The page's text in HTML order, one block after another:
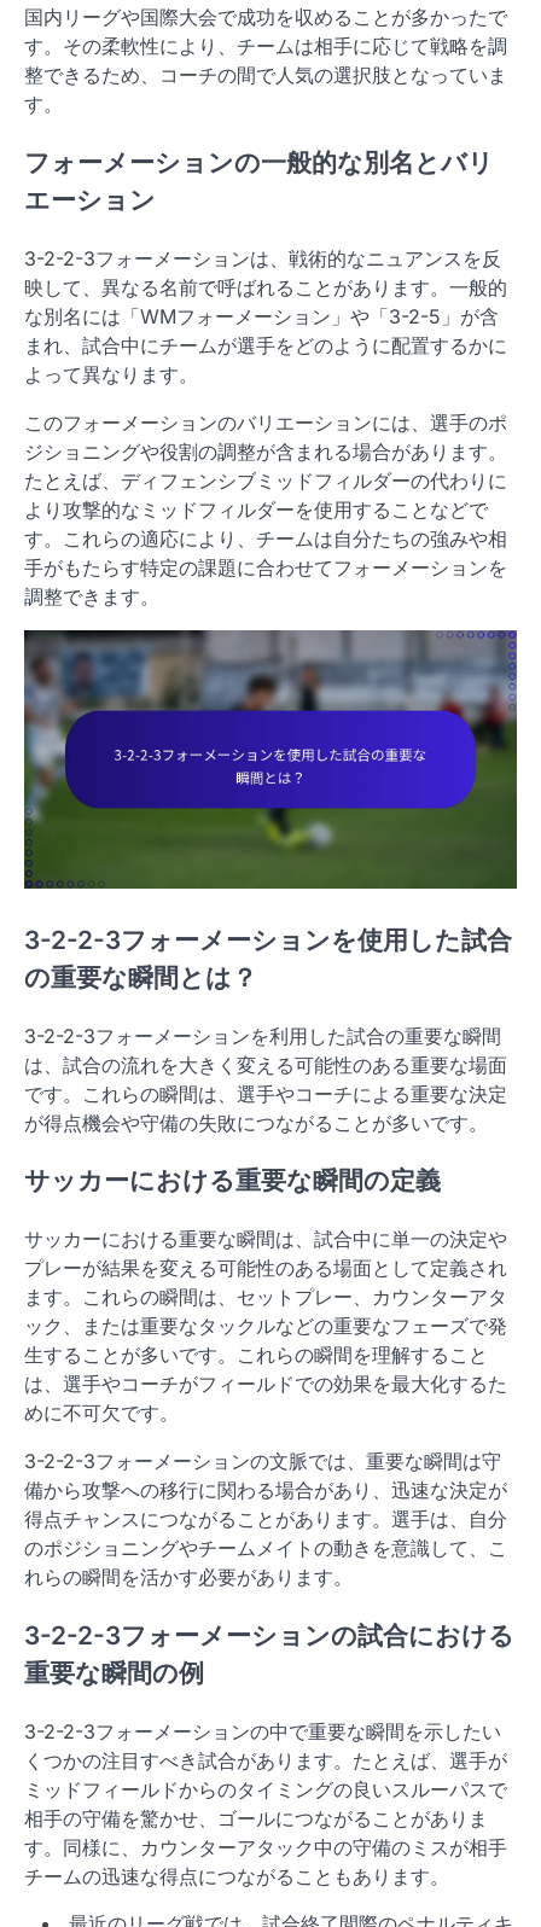
国内リーグや国際大会で成功を収めることが多かったで
す。その柔軟性により、チームは相手に応じて戦略を調
整できるため、コーチの間で人気の選択肢となっていま
す。
フォーメーションの一般的な別名とバリ
エーション
3-2-2-3フォーメーションは、戦術的なニュアンスを反
映して、異なる名前で呼ばれることがあります。一般的
な別名には「WMフォーメーション」や「3-2-5」が含
まれ、試合中にチームが選手をどのように配置するかに
よって異なります。
このフォーメーションのバリエーションには、選手のポ
ジショニングや役割の調整が含まれる場合があります。
たとえば、ディフェンシブミッドフィルダーの代わりに
より攻撃的なミッドフィルダーを使用することなどで
す。これらの適応により、チームは自分たちの強みや相
手がもたらす特定の課題に合わせてフォーメーションを
調整できます。
3-2-2-3フォーメーションを使用した試合
の重要な瞬間とは？
3-2-2-3フォーメーションを利用した試合の重要な瞬間
は、試合の流れを大きく変える可能性のある重要な場面
です。これらの瞬間は、選手やコーチによる重要な決定
が得点機会や守備の失敗につながることが多いです。
サッカーにおける重要な瞬間の定義
サッカーにおける重要な瞬間は、試合中に単一の決定や
プレーが結果を変える可能性のある場面として定義され
ます。これらの瞬間は、セットプレー、カウンターアタ
ック、または重要なタックルなどの重要なフェーズで発
生することが多いです。これらの瞬間を理解すること
は、選手やコーチがフィールドでの効果を最大化するた
めに不可欠です。
3-2-2-3フォーメーションの文脈では、重要な瞬間は守
備から攻撃への移行に関わる場合があり、迅速な決定が
得点チャンスにつながることがあります。選手は、自分
のポジショニングやチームメイトの動きを意識して、こ
れらの瞬間を活かす必要があります。
3-2-2-3フォーメーションの試合における
重要な瞬間の例
3-2-2-3フォーメーションの中で重要な瞬間を示したい
くつかの注目すべき試合があります。たとえば、選手が
ミッドフィールドからのタイミングの良いスルーパスで
相手の守備を驚かせ、ゴールにつながることがありま
す。同様に、カウンターアタック中の守備のミスが相手
チームの迅速な得点につながることもあります。